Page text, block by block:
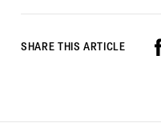
SHARE THIS ARTICLE